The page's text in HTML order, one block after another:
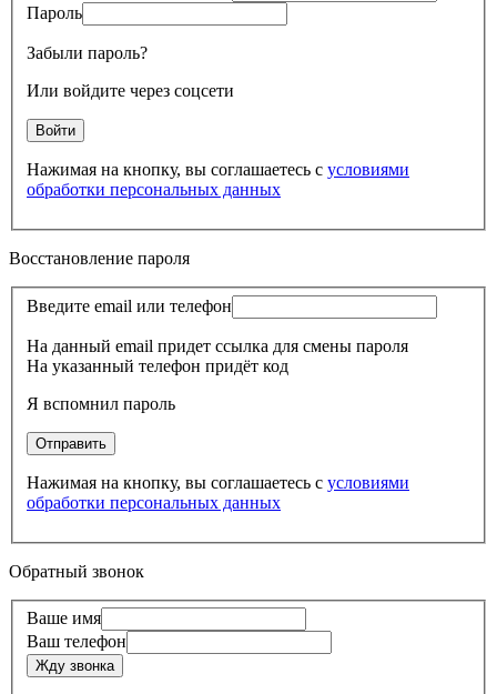
Пароль
Забыли пароль?
Или войдите через соцсети
Нажимая на кнопку, вы соглашаетесь с условиями
обработки персональных данных
Восстановление пароля
Введите email или телефон
На данный email придет ссылка для смены пароля
На указанный телефон придёт код
Я вспомнил пароль
Нажимая на кнопку, вы соглашаетесь с условиями
обработки персональных данных
Обратный звонок
Ваше имя
Ваш телефон